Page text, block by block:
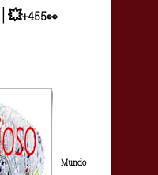
|💥+455👀
Mundo